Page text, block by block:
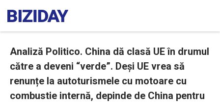
Analiză Politico. China dă clasă UE în drumul
către a deveni “verde”. Deși UE vrea să
renunțe la autoturismele cu motoare cu
combustie internă, depinde de China pentru